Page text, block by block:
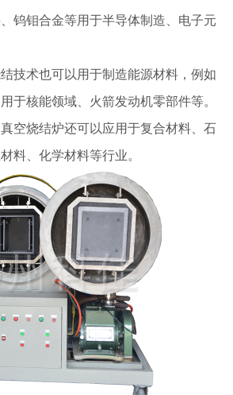
钨钼合金等用于半导体制造、电子元
技术也可以用于制造能源材料，例如
于核能领域、火箭发动机零部件等。
空烧结炉还可以应用于复合材料、石
料、化学材料等行业。